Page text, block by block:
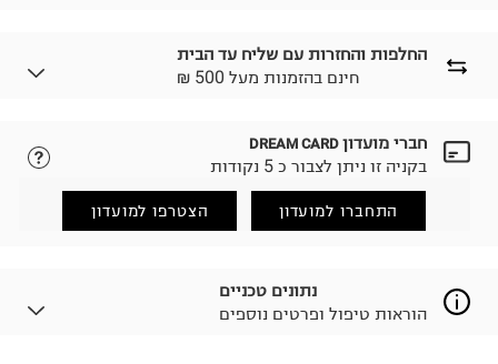
החלפות והחזרות עם שליח עד הבית
₪ חינם בהזמנות מעל 500
לבחירת בשיטת המשלוח המתאימה לכם,
הזמנתם והתחרטתם?
(במקום ב-19.9 ₪) לזמן מוגבל! חינם בהזמנות מעל 500 ₪.
למידע נא ללחוץ כאן
.
לפני החזרת החבילה, חשוב להדביק את מדבקת הגוביינא על
חברי מועדון DREAM CARD
בקניה זו ניתן לצבור כ 5 נקודות
התחברו למועדון הצטרפו למועדון
נתונים טכניים
הוראות טיפול ופרטים נוספים